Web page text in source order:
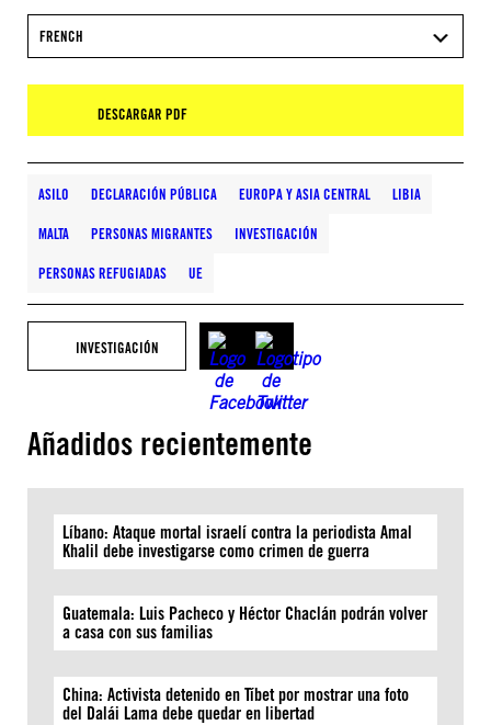
FRENCH
DESCARGAR PDF
ASILO DECLARACIÓN PÚBLICA EUROPA Y ASIA CENTRAL LIBIA
MALTA PERSONAS MIGRANTES INVESTIGACIÓN
PERSONAS REFUGIADAS UE
INVESTIGACIÓN
Añadidos recientemente
Líbano: Ataque mortal israelí contra la periodista Amal
Khalil debe investigarse como crimen de guerra
Guatemala: Luis Pacheco y Héctor Chaclán podrán volver
a casa con sus familias
China: Activista detenido en Tíbet por mostrar una foto
del Dalái Lama debe quedar en libertad